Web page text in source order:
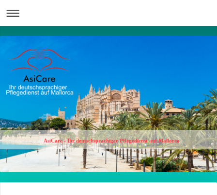
AsiCare - Ihr deutschsprachiger Pflegedienst auf Mallorca